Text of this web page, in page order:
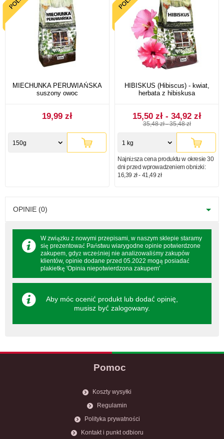
MIECHUNKA PERUWIAŃSKA
suszony owoc
19,99 zł
150g
HIBISKUS (Hibiscus) - kwiat,
herbata z hibiskusa
15,50 zł - 34,92 zł
35,48 zł-35,48 zł
1 kg
Najniższa cena produktu w okresie 30
dni przed wprowadzeniem obniżki:
16,39 zł - 41,49 zł
OPINIE (0)
W związku z nowymi przepisami, w naszym sklepie staramy
się prezentować Państwu wiarygodne opinie potwierdzone
zakupem, gdyż wcześniej nie analizowaliśmy zakupów
klientów, opinie dodane przed 05.2022 mogą posiadać
plakietkę 'Opinia niepotwierdzona zakupem'
Aby móc ocenić produkt lub dodać opinię,
musisz być zalogowany.
Pomoc
Koszty wysyłki
Regulamin
Polityka prywatności
Kontakt i punkt odbioru